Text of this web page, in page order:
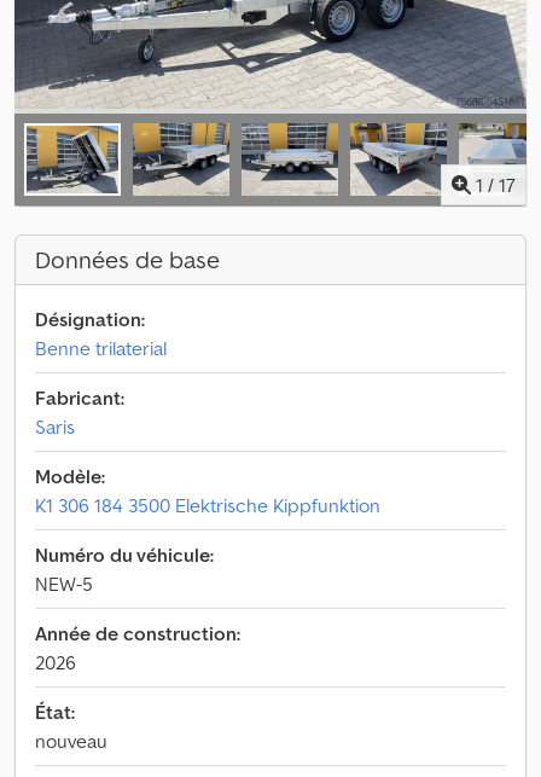
1 / 17
Données de base
Désignation:
Benne trilaterial
Fabricant:
Saris
Modèle:
K1 306 184 3500 Elektrische Kippfunktion
Numéro du véhicule:
NEW-5
Année de construction:
2026
État:
nouveau